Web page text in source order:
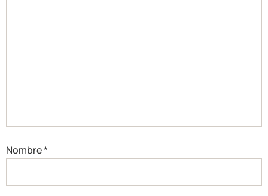
Nombre*